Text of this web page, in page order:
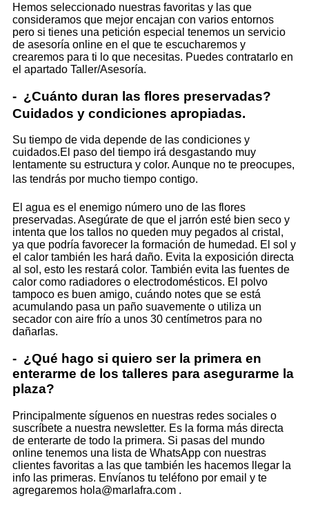
Hemos seleccionado nuestras favoritas y las que
consideramos que mejor encajan con varios entornos
pero si tienes una petición especial tenemos un servicio
de asesoría online en el que te escucharemos y
crearemos para ti lo que necesitas. Puedes contratarlo en
el apartado Taller/Asesoría.
- ¿Cuánto duran las flores preservadas?
Cuidados y condiciones apropiadas.
Su tiempo de vida depende de las condiciones y
cuidados.El paso del tiempo irá desgastando muy
lentamente su estructura y color. Aunque no te preocupes,
las tendrás por mucho tiempo contigo.
El agua es el enemigo número uno de las flores
preservadas. Asegúrate de que el jarrón esté bien seco y
intenta que los tallos no queden muy pegados al cristal,
ya que podría favorecer la formación de humedad. El sol y
el calor también les hará daño. Evita la exposición directa
al sol, esto les restará color. También evita las fuentes de
calor como radiadores o electrodomésticos. El polvo
tampoco es buen amigo, cuándo notes que se está
acumulando pasa un paño suavemente o utiliza un
secador con aire frío a unos 30 centímetros para no
dañarlas.
- ¿Qué hago si quiero ser la primera en
enterarme de los talleres para asegurarme la
plaza?
Principalmente síguenos en nuestras redes sociales o
suscríbete a nuestra newsletter. Es la forma más directa
de enterarte de todo la primera. Si pasas del mundo
online tenemos una lista de WhatsApp con nuestras
clientes favoritas a las que también les hacemos llegar la
info las primeras. Envíanos tu teléfono por email y te
agregaremos hola@marlafra.com .